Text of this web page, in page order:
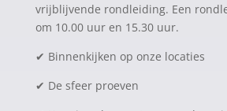
vrijblijvende rondleiding. Een
om 10.00 uur en 15.30 uur.
✔ Binnenkijken op onze locaties
✔ De sfeer proeven